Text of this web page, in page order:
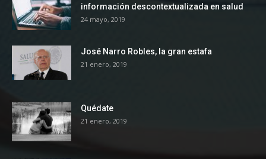
información descontextualizada en salud
24 mayo, 2019
José Narro Robles, la gran estafa
21 enero, 2019
Quédate
21 enero, 2019